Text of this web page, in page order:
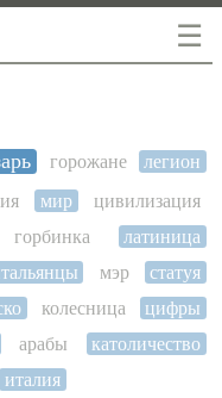
☰
горожане
легион
мир
цивилизация
горбинка
латиница
мэр
статуя
колесница
цифры
арабы
католичество
италия